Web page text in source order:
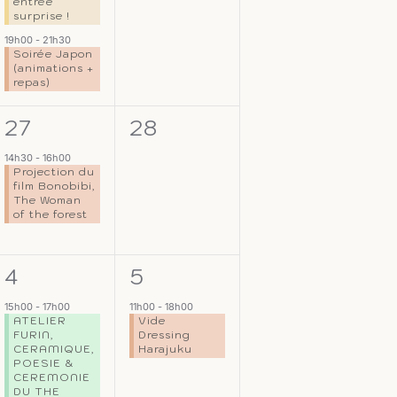
surprise !
19h00 - 21h30
Soirée Japon
(animations +
repas)
1
évènement,
27
14h30 - 16h00
Projection du
film Bonobibi,
The Woman
of the forest
0
28
1
évènement,
4
15h00 - 17h00
ATELIER
FURIN,
CERAMIQUE,
POESIE &
CEREMONIE
DU THE
1
évènement,
5
11h00-18h00
Vide
Dressing
Harajuku